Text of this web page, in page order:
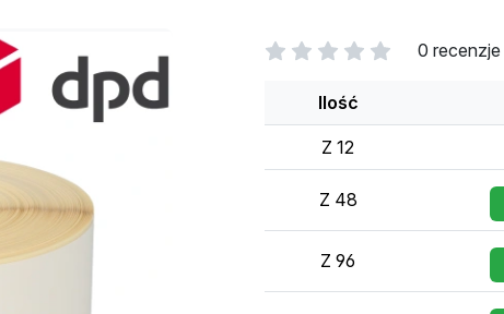
0 recenzje
Ilość
Z 12
Z 48
Z 96